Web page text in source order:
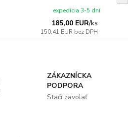
185,00 EUR/ks
150,41 EUR bez DPH
expedícia 3-5 dní
ZÁKAZNÍCKA
PODPORA
Stačí zavolať